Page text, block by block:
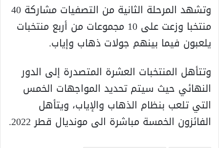
وتشهد المرحلة الثانية من التصفيات مشاركة 40
منتخبا وزعت على 10 مجموعات من أربع منتخبات
يلعبون فيما بينهم جولات ذهاب وإياب.
وتتأهل المنتخبات العشرة المتصدرة إلى الدور
النهائي حيث سيتم تحديد المواجهات الخمس
التي تلعب بنظام الذهاب والإياب، ويتأهل
الفائزون الخمسة مباشرة الى مونديال قطر 2022.